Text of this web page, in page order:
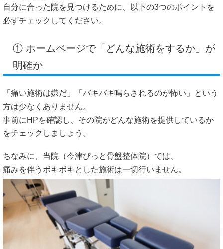
自分に合った院を見つけるために、以下の3つのポイントを
必ずチェックしてください。
① ホームページで「どんな施術をするか」が
明確か
「痛い施術は嫌だ」「バキバキ鳴らされるのが怖い」という
方は少なくありません。
事前にHPを確認し、その院がどんな施術を提供しているか
をチェックしましょう。
ちなみに、当院（今津ぴっと骨盤整体院）では、
痛みを伴うボキボキとした施術は一切行いません。